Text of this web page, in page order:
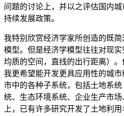
问题的讨论上，并以之评估国内
持续发展政策。
我特别欣赏经济学家所创造的既
模型。但是经济学模型往往对现
均质的空间，直线的出行距离）。
我更希望能开发更具应用性的城
市中的各种子系统，包括土地系
统、生态环境系统、企业生产市
上，已有许多研究开发了土地利